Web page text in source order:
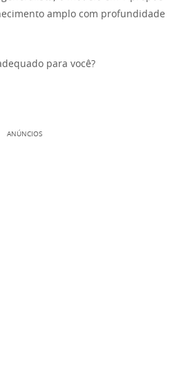
amplo com profundidade
para você?
ANÚNCIOS